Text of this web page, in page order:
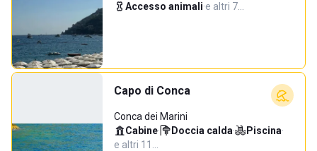
Accesso animali·e altri 7…
Capo di Conca
Conca dei Marini
Cabine· Doccia calda· Piscina·
e altri 11…